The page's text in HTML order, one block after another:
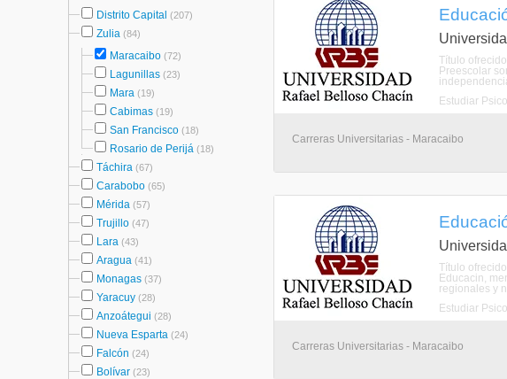
Distrito Capital (207)
Zulia (84)
Maracaibo (72)
Lagunillas (23)
Mara (19)
Cabimas (19)
San Francisco (18)
Rosario de Perijá (18)
Táchira (67)
Carabobo (65)
Mérida (57)
Trujillo (47)
Lara (43)
Aragua (41)
Monagas (37)
Yaracuy (28)
Anzoátegui (28)
Nueva Esparta (24)
Falcón (24)
Bolívar (23)
Título
Preescolar
Estudiar
Carreras Universitarias - Maracaibo
Título
Educacin,
regionales y
Estudiar
Carreras Universitarias - Maracaibo